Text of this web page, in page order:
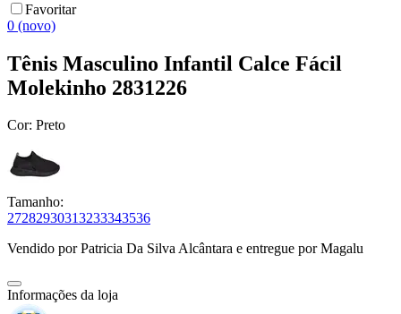
Favoritar
0 (novo)
Tênis Masculino Infantil Calce Fácil
Molekinho 2831226
Cor: Preto
Tamanho:
27282930313233343536
Vendido porPatricia Da Silva Alcântara e entregue por Magalu
Informações da loja